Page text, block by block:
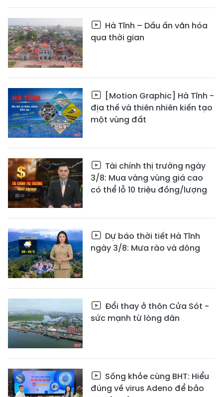
Hà Tĩnh – Dấu ấn văn hóa
qua thời gian
[Motion Graphic] Hà Tĩnh -
địa thế và thiên nhiên kiến tạo
một vùng đất
Tài chính thị trường ngày
3/8: Mua vàng vùng giá cao
có thể lỗ 10 triệu đồng/lượng
Dự báo thời tiết Hà Tĩnh
ngày 3/8: Mưa rào và dông
Đổi thay ở thôn Cửa Sót -
sức mạnh từ lòng dân
Sống khỏe cùng BHT: Hiểu
đúng về virus Adeno để bảo